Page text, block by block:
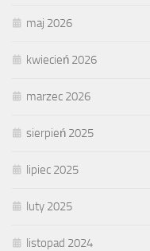
maj 2026
kwiecień 2026
marzec 2026
sierpień 2025
lipiec 2025
luty 2025
listopad 2024